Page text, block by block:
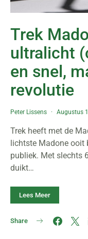
Trek
ultralicht
en snel,
revolutie
Peter Lissens Augustus
Trek heeft met de
lichtste Madone ooit
publiek. Met slechts
duikt…
Lees Meer
Share